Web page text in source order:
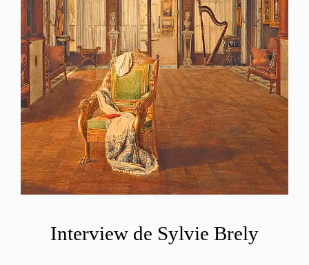
Interview de Sylvie Brely